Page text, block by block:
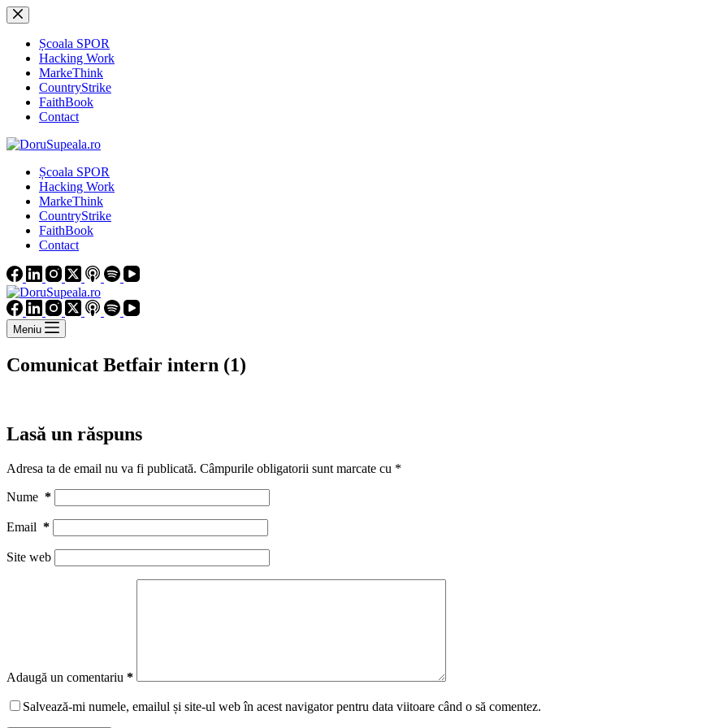
Sari
la
conținutȘcoala SPOR
Hacking Work
MarkeThink
CountryStrike
FaithBook
Contact
Școala SPOR
Hacking Work
MarkeThink
CountryStrike
FaithBook
Contact
Meniu
Comunicat Betfair intern (1)
Lasă un răspuns
Adresa ta de email nu va fi publicată. Câmpurile obligatorii sunt marcate cu *
Nume *
Email *
Site web
Adaugă un comentariu *
Salvează-mi numele, emailul și site-ul web în acest navigator pentru data viitoare când o să comentez.